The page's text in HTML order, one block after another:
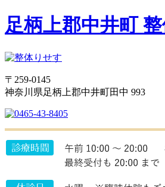
足柄上郡中井町
〒259-0145
神奈川県足柄上郡中井町田中 993